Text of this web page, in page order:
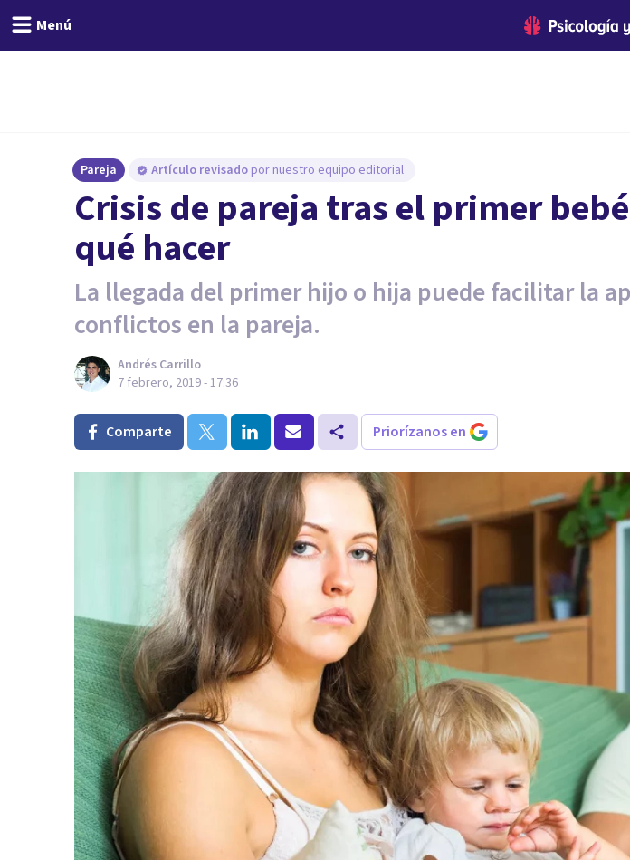
Menú
Pareja Artículo revisado por nuestro equipo editorial
Crisis de pareja tras el primer
qué hacer
La llegada del primer hijo o hija puede facilitar la
conflictos en la pareja.
Andrés Carrillo
7 febrero, 2019 - 17:36
Comparte Priorízanos en